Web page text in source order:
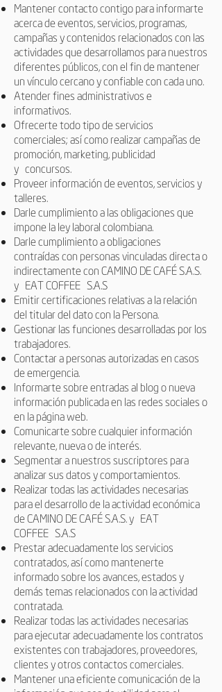
Mantener contacto contigo para informarte
acerca de eventos, servicios, programas,
campañas y contenidos relacionados con las
actividades que desarrollamos para nuestros
diferentes públicos, con el fin de mantener
un vínculo cercano y confiable con cada uno.
Atender fines administrativos e
informativos.
Ofrecerte todo tipo de servicios
comerciales; así como realizar campañas de
promoción, marketing, publicidad
y concursos.
Proveer información de eventos, servicios y
talleres.
Darle cumplimiento a las obligaciones que
impone la ley laboral colombiana.
Darle cumplimiento a obligaciones
contraídas con personas vinculadas directa o
indirectamente con CAMINO DE CAFÉ S.A.S.
y EAT COFFEE S.A.S
Emitir certificaciones relativas a la relación
del titular del dato con la Persona.
Gestionar las funciones desarrolladas por los
trabajadores.
Contactar a personas autorizadas en casos
de emergencia.
Informarte sobre entradas al blog o nueva
información publicada en las redes sociales o
en la página web.
Comunicarte sobre cualquier información
relevante, nueva o de interés.
Segmentar a nuestros suscriptores para
analizar sus datos y comportamientos.
Realizar todas las actividades necesarias
para el desarrollo de la actividad económica
de CAMINO DE CAFÉ S.A.S. y EAT
COFFEE S.A.S
Prestar adecuadamente los servicios
contratados, así como mantenerte
informado sobre los avances, estados y
demás temas relacionados con la actividad
contratada.
Realizar todas las actividades necesarias
para ejecutar adecuadamente los contratos
existentes con trabajadores, proveedores,
clientes y otros contactos comerciales.
Mantener una eficiente comunicación de la